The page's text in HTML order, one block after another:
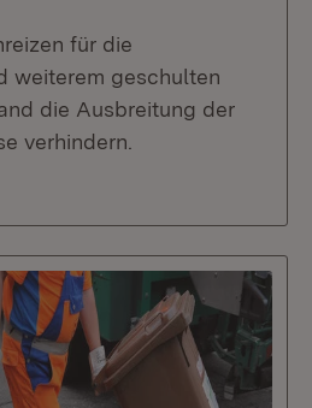
für die
weiterem geschulten
die Ausbreitung der
verhindern.